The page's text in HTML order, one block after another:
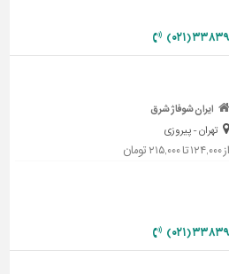
(۰۲۱)
ایران شوفاژ شرق
تهران - پیروزی
از ۱۲۴,۰۰۰ تا ۲۱۵,۰۰۰ تومان
(۰۲۱)